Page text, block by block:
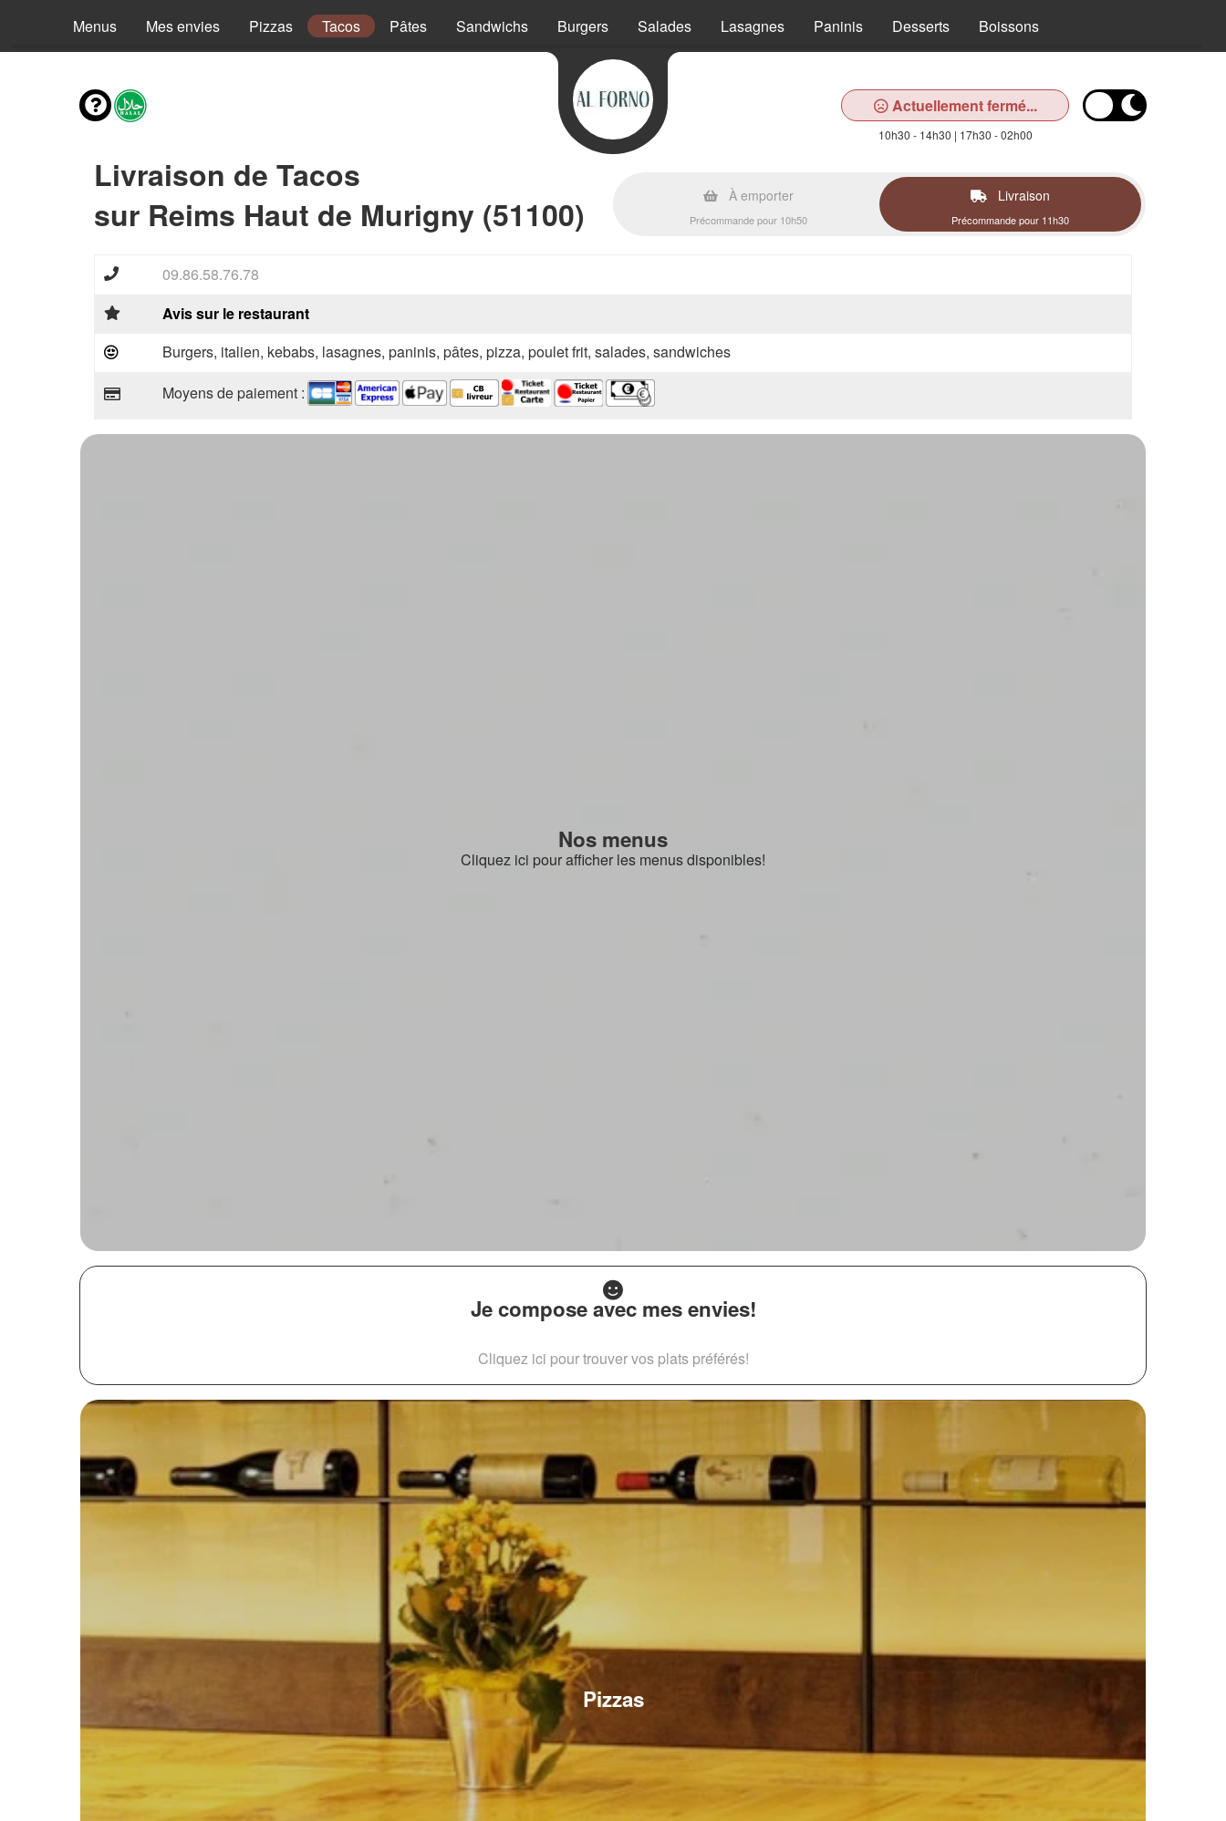
Menus Mes envies Pizzas Tacos Pâtes Sandwichs Burgers Salades Lasagnes Paninis Desserts Boissons
Actuellement fermé...
10h30 - 14h30 | 17h30 - 02h00
Livraison de Tacos
sur Reims Haut de Murigny (51100)
À emporter
Précommande pour 10h50
Livraison
Précommande pour 11h30
09.86.58.76.78
Avis sur le restaurant
Burgers, italien, kebabs, lasagnes, paninis, pâtes, pizza, poulet frit, salades, sandwiches
Moyens de paiement :
Nos menus
Cliquez ici pour afficher les menus disponibles!
Je compose avec mes envies!
Cliquez ici pour trouver vos plats préférés!
Pizzas